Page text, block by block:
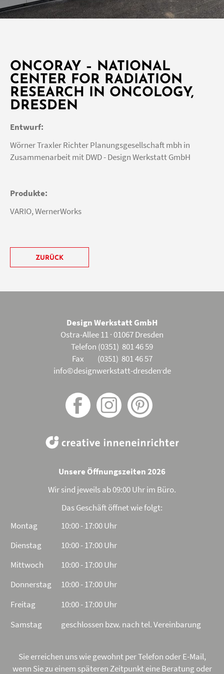
ONCORAY – NATIONAL
CENTER FOR RADIATION
RESEARCH IN ONCOLOGY,
DRESDEN
Entwurf:
Wörner Traxler Richter Planungsgesellschaft mbh in
Zusammenarbeit mit DWD - Design Werkstatt GmbH
Produkte:
VARIO, WernerWorks
ZURÜCK
Design Werkstatt GmbH
Ostra-Allee 11 · 01067 Dresden
Telefon (0351) 801 46 59
Fax (0351) 801 46 57
info©designwerkstatt-dresden.de
Unsere Öffnungszeiten 2026
Wir sind jeweils ab 09:00 Uhr im Büro.
Das Geschäft öffnet wie folgt:
Montag
10:00 - 17:00 Uhr
Dienstag
10:00 - 17:00 Uhr
Mittwoch
10:00 - 17:00 Uhr
Donnerstag
10:00 - 17:00 Uhr
Freitag
10:00 - 17:00 Uhr
Samstag
geschlossen bzw. nach tel. Vereinbarung
Sie erreichen uns wie gewohnt per Telefon oder E-Mail,
wenn Sie zu einem späteren Zeitpunkt eine Beratung oder